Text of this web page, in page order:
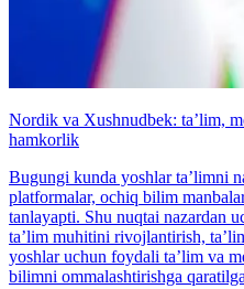
Nordik va Xushnudbek: taʼlim,
hamkorlik
Bugungi kunda yoshlar taʼlimni
platformalar, ochiq bilim
tanlayapti. Shu nuqtai nazardan
taʼlim muhitini rivojlantirish,
yoshlar uchun foydali taʼlim va
bilimni ommalashtirishga